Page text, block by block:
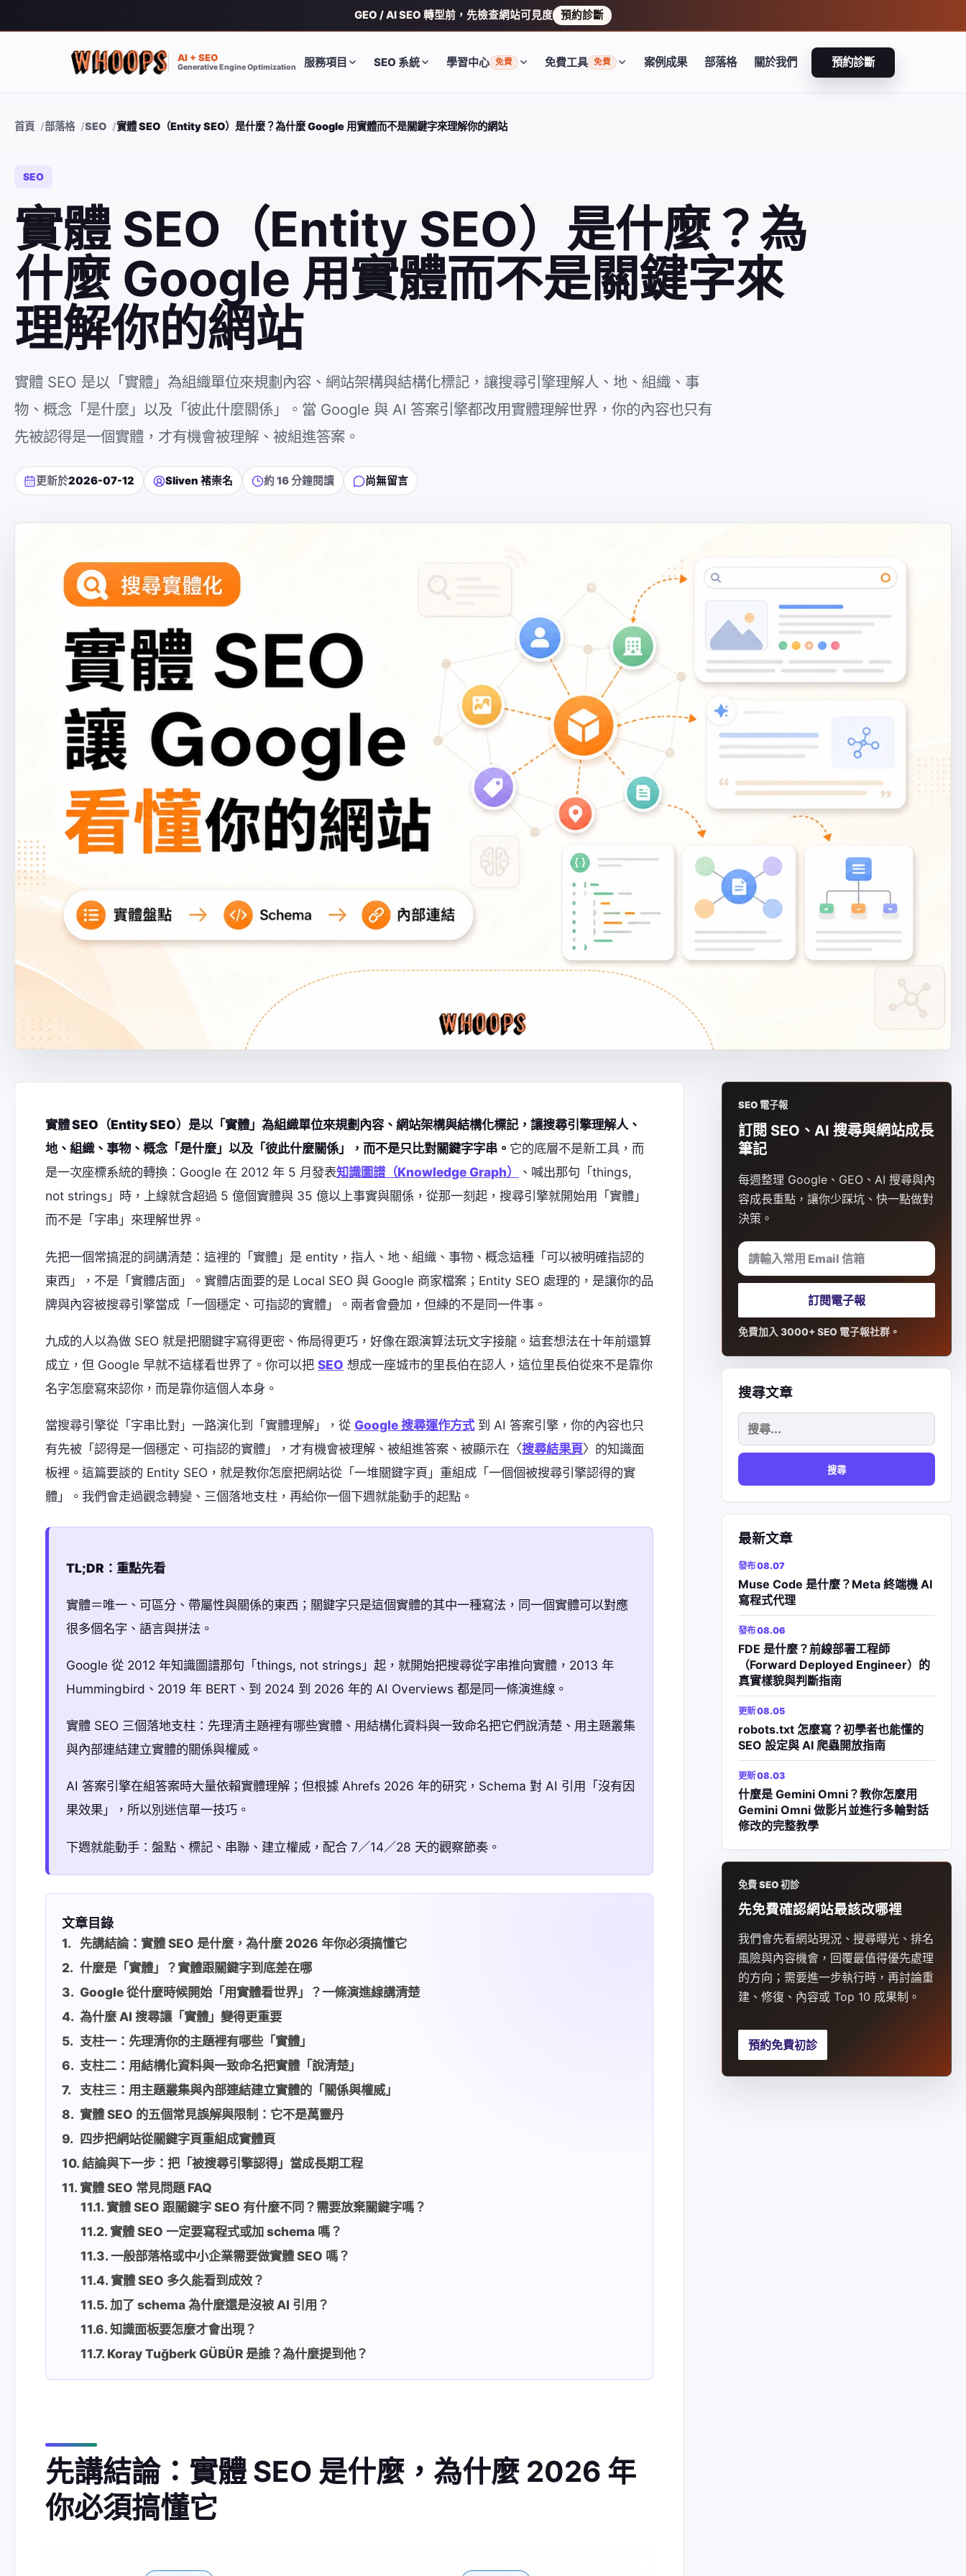
GEO / AI SEO 轉型前，先檢查網站可見度 預約診斷
AI + SEO
Generative Engine Optimization 服務項目 SEO 系統 學習中心 免費 免費工具 免費 案例成果 部落格 關於我們 預約診斷
首頁 部落格 SEO 實體 SEO（Entity SEO）是什麼？為什麼 Google 用實體而不是關鍵字來理解你的網站
SEO
實體 SEO（Entity SEO）是什麼？為
什麼 Google 用實體而不是關鍵字來
理解你的網站
實體 SEO 是以「實體」為組織單位來規劃內容、網站架構與結構化標記，讓搜尋引擎理解人、地、組織、事
物、概念「是什麼」以及「彼此什麼關係」。當 Google 與 AI 答案引擎都改用實體理解世界，你的內容也只有
先被認得是一個實體，才有機會被理解、被組進答案。
更新於2026-07-12 Sliven 褚崇名 約 16 分鐘閱讀 尚無留言
實體 SEO（Entity SEO）是以「實體」為組織單位來規劃內容、網站架構與結構化標記，讓搜尋引擎理解人、
地、組織、事物、概念「是什麼」以及「彼此什麼關係」，而不是只比對關鍵字字串。 它的底層不是新工具，而
是一次座標系統的轉換：Google 在 2012 年 5 月發表知識圖譜（Knowledge Graph）
、喊出那句「things,
not strings」時，上線就含超過 5 億個實體與 35 億以上事實與關係，從那一刻起，搜尋引擎就開始用「實體」
而不是「字串」來理解世界。
先把一個常搞混的詞講清楚：這裡的「實體」是 entity，指人、地、組織、事物、概念這種「可以被明確指認的
東西」，不是「實體店面」。實體店面要的是 Local SEO 與 Google 商家檔案；Entity SEO 處理的，是讓你的品
牌與內容被搜尋引擎當成「一個穩定、可指認的實體」。兩者會疊加，但練的不是同一件事。
九成的人以為做 SEO 就是把關鍵字寫得更密、佈局得更巧，好像在跟演算法玩文字接龍。這套想法在十年前還算
成立，但 Google 早就不這樣看世界了。你可以把 SEO 想成一座城市的里長伯在認人，這位里長伯從來不是靠你
名字怎麼寫來認你，而是靠你這個人本身。
當搜尋引擎從「字串比對」一路演化到「實體理解」，從 Google 搜尋運作方式到 AI 答案引擎，你的內容也只
有先被「認得是一個穩定、可指認的實體」，才有機會被理解、被組進答案、被顯示在〈搜尋結果頁〉的知識面
板裡。這篇要談的 Entity SEO，就是教你怎麼把網站從「一堆關鍵字頁」重組成「一個個被搜尋引擎認得的實
體」。我們會走過觀念轉變、三個落地支柱，再給你一個下週就能動手的起點。
TL;DR：重點先看
實體＝唯一、可區分、帶屬性與關係的東西；關鍵字只是這個實體的其中一種寫法，同一個實體可以對應
很多個名字、語言與拼法。
Google 從 2012 年知識圖譜那句「things, not strings」起，就開始把搜尋從字串推向實體，2013 年
Hummingbird、2019 年 BERT、到 2024 到 2026 年的 AI Overviews 都是同一條演進線。
實體 SEO 三個落地支柱：先理清主題裡有哪些實體、用結構化資料與一致命名把它們說清楚、用主題叢集
與內部連結建立實體的關係與權威。
AI 答案引擎在組答案時大量依賴實體理解；但根據 Ahrefs 2026 年的研究，Schema 對 AI 引用「沒有因
果效果」，所以別迷信單一技巧。
下週就能動手：盤點、標記、串聯、建立權威，配合 7／14／28 天的觀察節奏。
文章目錄
先講結論：實體 SEO 是什麼，為什麼 2026 年你必須搞懂它
什麼是「實體」？實體跟關鍵字到底差在哪
Google 從什麼時候開始「用實體看世界」？一條演進線講清楚
為什麼 AI 搜尋讓「實體」變得更重要
支柱一：先理清你的主題裡有哪些「實體」
支柱二：用結構化資料與一致命名把實體「說清楚」
支柱三：用主題叢集與內部連結建立實體的「關係與權威」
實體 SEO 的五個常見誤解與限制：它不是萬靈丹
四步把網站從關鍵字頁重組成實體頁
結論與下一步：把「被搜尋引擎認得」當成長期工程
實體 SEO 常見問題 FAQ
實體 SEO 跟關鍵字 SEO 有什麼不同？需要放棄關鍵字嗎？
實體 SEO 一定要寫程式或加 schema 嗎？
一般部落格或中小企業需要做實體 SEO 嗎？
實體 SEO 多久能看到成效？
加了 schema 為什麼還是沒被 AI 引用？
知識面板要怎麼才會出現？
Koray Tuğberk GÜBÜR 是誰？為什麼提到他？
先講結論：實體 SEO 是什麼，為什麼 2026 年
你必須搞懂它
SEO 電子報
訂閱 SEO、AI 搜尋與網站成長
筆記
每週整理 Google、GEO、AI 搜尋與內
容成長重點，讓你少踩坑、快一點做對
決策。
請輸入常用 Email 信箱
訂閱電子報
免費加入 3000+ SEO 電子報社群。
搜尋文章
尋
關
鍵
字:
最新文章
發布 08.07
Muse Code 是什麼？Meta 終端機 AI
寫程式代理
發布 08.06
FDE 是什麼？前線部署工程師
（Forward Deployed Engineer）的
真實樣貌與判斷指南
更新 08.05
robots.txt 怎麼寫？初學者也能懂的
SEO 設定與 AI 爬蟲開放指南
更新 08.03
什麼是 Gemini Omni？教你怎麼用
Gemini Omni 做影片並進行多輪對話
修改的完整教學
免費 SEO 初診
先免費確認網站最該改哪裡
我們會先看網站現況、搜尋曝光、排名
風險與內容機會，回覆最值得優先處理
的方向；需要進一步執行時，再討論重
建、修復、內容或 Top 10 成果制。
預約免費初診